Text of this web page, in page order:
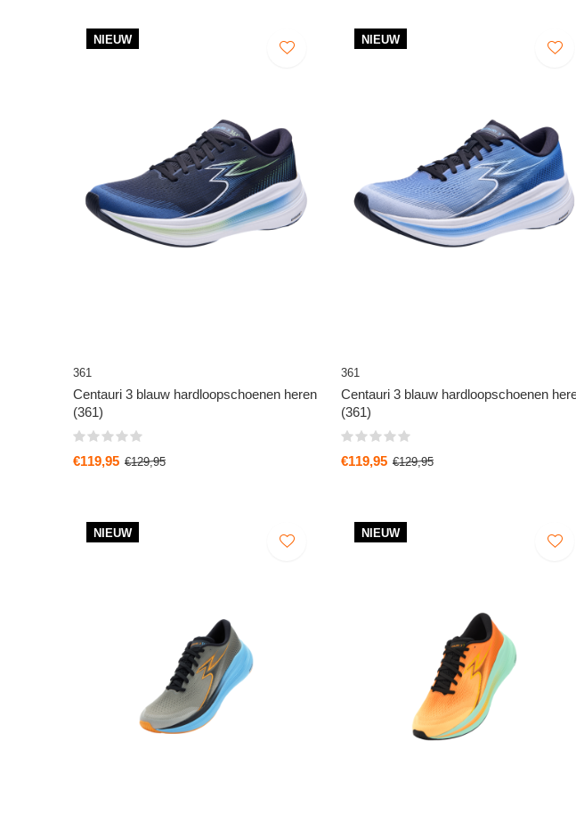
NIEUW
361
Centauri 3 blauw hardloopschoenen heren
(361)
€119,95 €129,95
NIEUW
361
Centauri 3 blauw hardloopschoenen
(361)
€119,95 €129,95
NIEUW NIEUW